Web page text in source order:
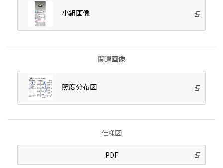
小組画像
関連画像
照度分布図
仕様図
PDF